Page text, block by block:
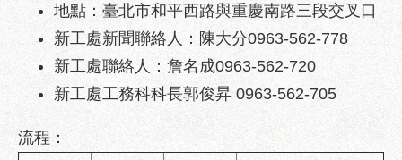
擾
防
地點：臺北市和平西路與重慶南路三段交叉口
新工處新聞聯絡人：陳大分0963-562-778
新工處聯絡人：詹名成0963-562-720
新工處工務科科長郭俊昇 0963-562-705
流程：